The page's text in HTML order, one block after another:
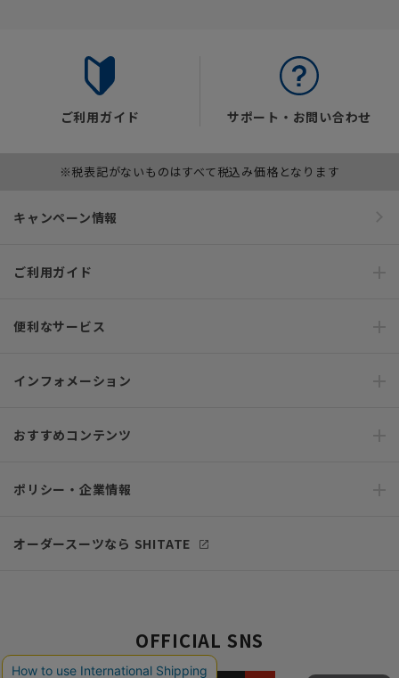
ご利用ガイド サポート・お問い合わせ
※税表記がないものはすべて税込み価格となります
キャンペーン情報
ご利用ガイド
便利なサービス
インフォメーション
おすすめコンテンツ
ポリシー・企業情報
オーダースーツなら SHITATE
OFFICIAL SNS